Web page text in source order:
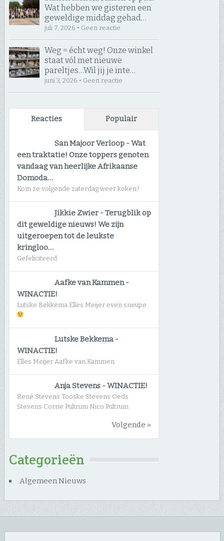
Wat hebben we gisteren een
geweldige middag gehad…
juli 7, 2026 • Geen reactie
Weg = écht weg! Onze winkel
staat vól met nieuwe
pareltjes… ​Wil jij je inte…
juni 3, 2026 • Geen reactie
Reacties Populair
San Majoor Verloop -Wat
een traktatie! Onze toppers genoten
vandaag van heerlijke Afrikaanse
Domoda…
Kom ze volgende zaterdag weer koken?
Jikkie Zwier -Terugblik op
dit geweldige nieuws! We zijn
uitgeroepen tot de leukste
kringloo…
Gefeliciteerd
Aafke van Kammen-
WINACTIE!
Lutske Bekkema Elles Meijer even sneupe
Lutske Bekkema -
WINACTIE!
Elles Meijer Aafke van Kammen
Anja Stevens -WINACTIE!
René Stevens Tooske Stevens Oeds
Stevens Corrie Pultrum Nico Pultrum
Volgende »
Categorieën
Algemeen Nieuws